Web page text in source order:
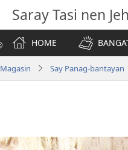
Saray Tasi nen
HOME
Magasin Say Panag-